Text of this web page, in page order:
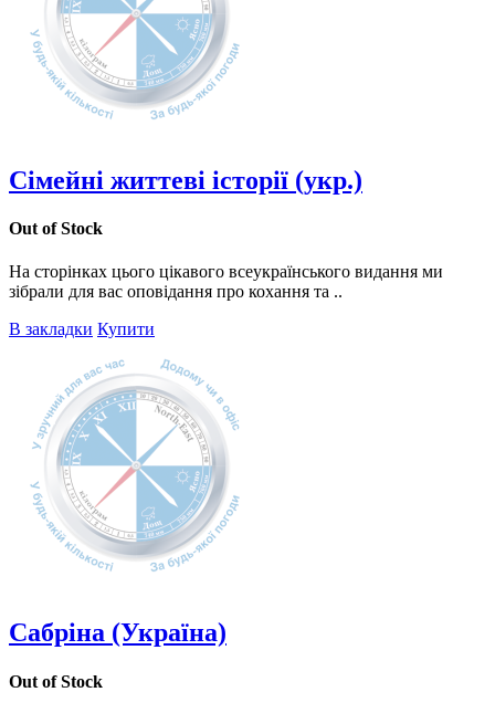
Сімейні життеві історії (укр.)
Out of Stock
На сторінках цього цікавого всеукраїнського видання ми
зібрали для вас оповідання про кохання та ..
В закладки Купити
Сабріна (Україна)
Out of Stock